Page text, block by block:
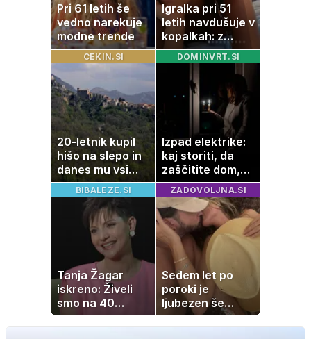
Pri 61 letih še
vedno narekuje
modne trende
Igralka pri 51
letih navdušuje v
kopalkah: z
možem uživa v
romantičnem
poletju
CEKIN.SI
20-letnik kupil
hišo na slepo in
danes mu vsi
zavidajo
DOMINVRT.SI
Izpad elektrike:
kaj storiti, da
zaščitite dom,
hrano in
elektronske
naprave
BIBALEZE.SI
Tanja Žagar
iskreno: Živeli
smo na 40
kvadratih, a
imela sem vse,
ZADOVOLJNA.SI
Sedem let po
poroki je
ljubezen še
vedno enako
močna